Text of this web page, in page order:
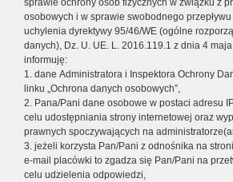
sprawie ochrony osób fizycznych w związku z
osobowych i w sprawie swobodnego
uchylenia dyrektywy 95/46/WE (ogólne
danych), Dz. U. UE. L. 2016.119.1 z dnia 4
informuję:
1. dane Administratora i Inspektora Ochrony
linku „Ochrona danych osobowych”,
2. Pana/Pani dane osobowe w postaci adresu
celu udostępniania strony internetowej oraz
prawnych spoczywających na
3. jeżeli korzysta Pan/Pani z odnośnika na
e-mail placówki to zgadza się Pan/Pani na
celu udzielenia odpowiedzi,